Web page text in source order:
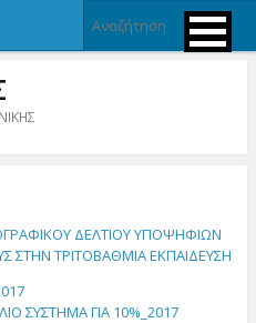
ΔΕΛΤΙΟΥ ΥΠΟΨΗΦΙΩΝ
ΣΤΗΝ ΤΡΙΤΟΒΑΘΜΙΑ ΕΚΠΑΙΔΕΥΣΗ
ΣΥΣΤΗΜΑ ΓΙΑ 10%_2017